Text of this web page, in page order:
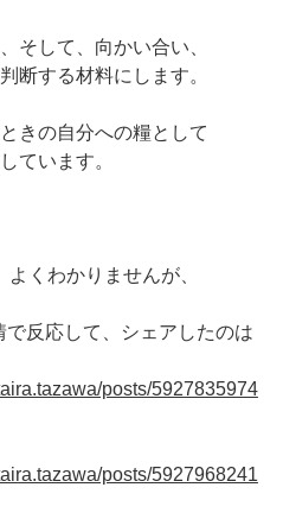
そして、向かい合い、
断する材料にします。
きの自分への糧として
ています。
くわかりませんが、
反応して、シェアしたのは
posts/5927835974
posts/5927968241